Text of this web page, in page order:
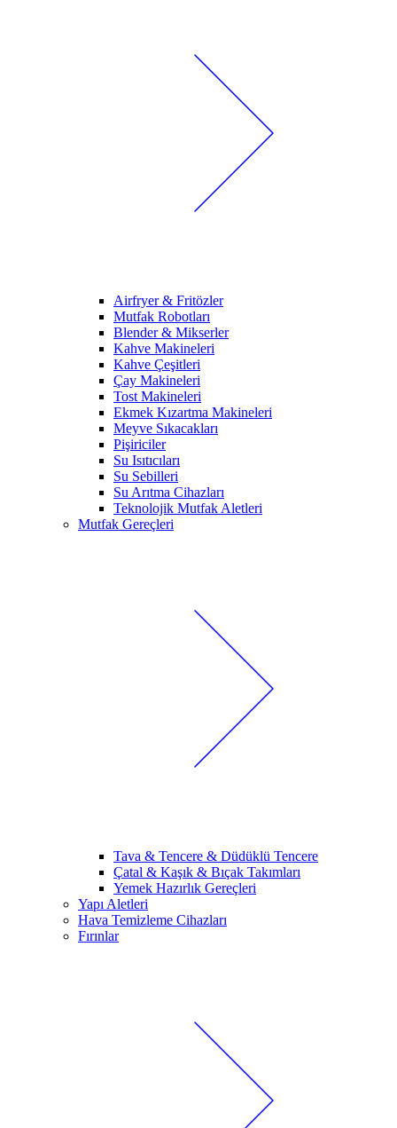
Airfryer & Fritözler
Mutfak Robotları
Blender & Mikserler
Kahve Makineleri
Kahve Çeşitleri
Çay Makineleri
Tost Makineleri
Ekmek Kızartma Makineleri
Meyve Sıkacakları
Pişiriciler
Su Isıtıcıları
Su Sebilleri
Su Arıtma Cihazları
Teknolojik Mutfak Aletleri
Mutfak Gereçleri
Tava & Tencere & Düdüklü Tencere
Çatal & Kaşık & Bıçak Takımları
Yemek Hazırlık Gereçleri
Yapı Aletleri
Hava Temizleme Cihazları
Fırınlar